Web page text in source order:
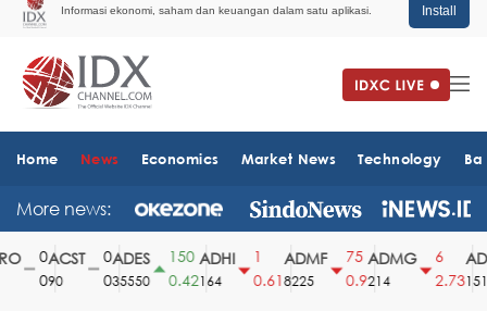
Informasi ekonomi, saham dan keuangan dalam satu aplikasi. Install
Home News Economics Market News Technology
More news:
ACST
90
ADES
35550
150
0.42
ADHI
164
0.61
ADMF
8225
75
0.9
ADMG
214
2.731510